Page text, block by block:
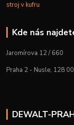
stroj v kufru
Kde nás
Jaromírova 12 / 660
Praha 2 - Nusle, 128 00
DEWALT-